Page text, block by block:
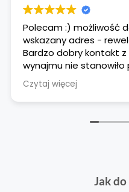
Polecam :) możliwość
wskazany adres -
Bardzo dobry kontakt z
wynajmu nie stanowiło
dostarczeniu fotelika
Czytaj więcej
Jak